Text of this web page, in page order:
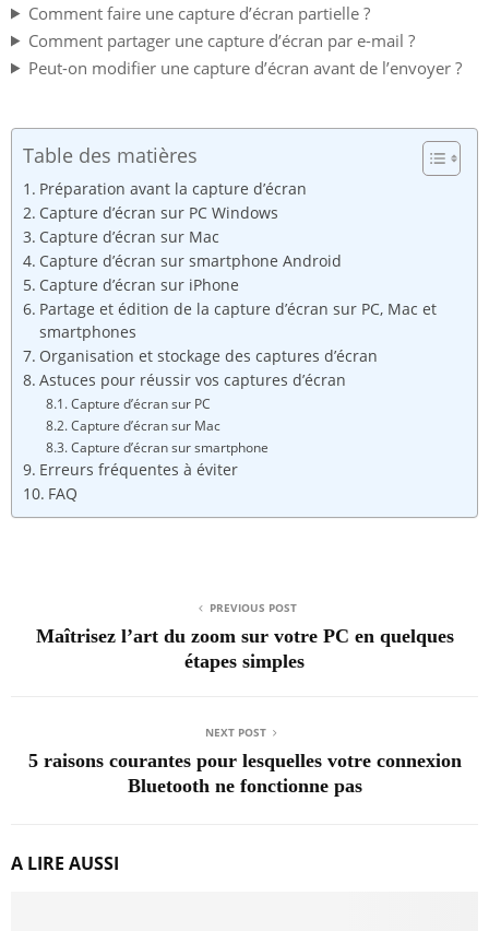
Comment faire une capture d’écran partielle ?
Comment partager une capture d’écran par e-mail ?
Peut-on modifier une capture d’écran avant de l’envoyer ?
Table des matières
Préparation avant la capture d’écran
Capture d’écran sur PC Windows
Capture d’écran sur Mac
Capture d’écran sur smartphone Android
Capture d’écran sur iPhone
Partage et édition de la capture d’écran sur PC, Mac et
smartphones
Organisation et stockage des captures d’écran
Astuces pour réussir vos captures d’écran
Capture d’écran sur PC
Capture d’écran sur Mac
Capture d’écran sur smartphone
Erreurs fréquentes à éviter
FAQ
PREVIOUS POST
Maîtrisez l’art du zoom sur votre PC en quelques
étapes simples
NEXT POST
5 raisons courantes pour lesquelles votre connexion
Bluetooth ne fonctionne pas
A LIRE AUSSI